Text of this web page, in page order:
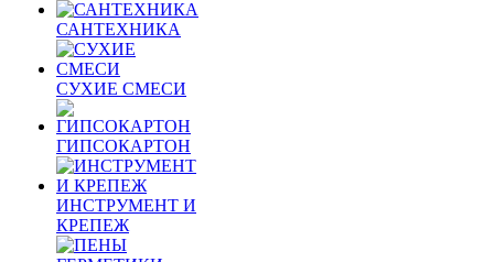
САНТЕХНИКА
СУХИЕ СМЕСИ
ГИПСОКАРТОН
ИНСТРУМЕНТ И
КРЕПЕЖ